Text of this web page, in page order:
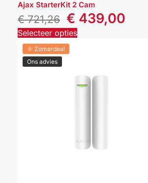
Ajax StarterKit 2 Cam
€721,26 € 439,00
Selecteer opties
🌞 Zomerdeal
Ons advies